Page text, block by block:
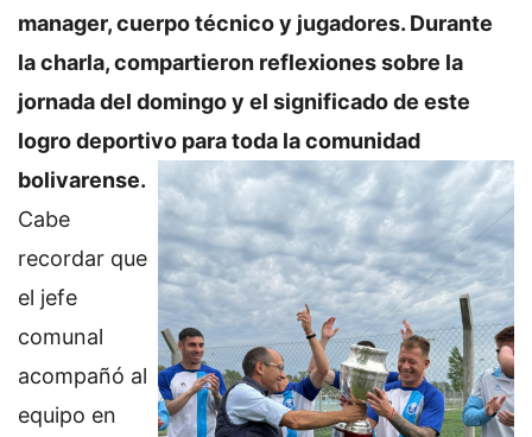
manager, cuerpo técnico y jugadores. Durante
la charla, compartieron reflexiones sobre la
jornada del domingo y el significado de este
logro deportivo para toda la comunidad
bolivarense.
Cabe
recordar que
el jefe
comunal
acompañó al
equipo en